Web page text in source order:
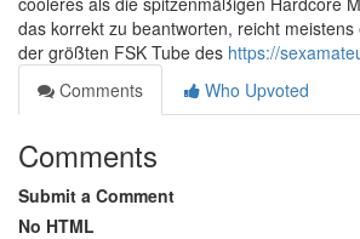
das korrekt zu beantworten, reicht
der größten FSK Tube des https://
Comments
Who Upvoted
Comments
Submit a Comment
No HTML